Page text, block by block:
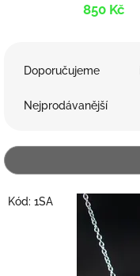
850 Kč
p
r
d
Doporučujeme
Nejprodávanější
V
Kód: 1SA